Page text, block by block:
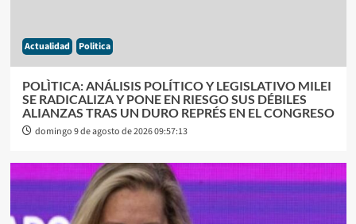
Actualidad Politica
POLÌTICA: ANÁLISIS POLÍTICO Y LEGISLATIVO MILEI
SE RADICALIZA Y PONE EN RIESGO SUS DÉBILES
ALIANZAS TRAS UN DURO REPRÉS EN EL CONGRESO
domingo 9 de agosto de 2026 09:57:13